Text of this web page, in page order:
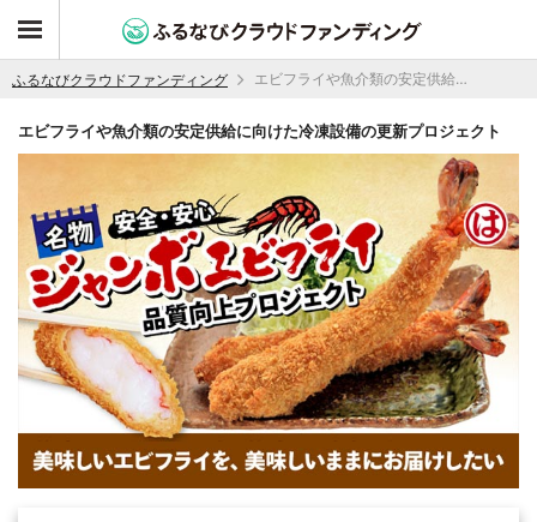
ふるなびクラウドファンディング エビフライや魚介類の安定供給に向けた冷凍設備の更新プロジェクト
エビフライや魚介類の安定供給に向けた冷凍設備の更新プロジェクト